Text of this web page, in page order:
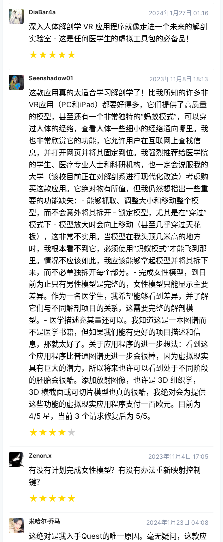
DiaBar4a 2024年1月27日 01:16
深入人体解剖学 VR 应用程序就像走进一个未来的解剖
实验室 - 这是任何医学生的虚拟工具包的必备品！
★★★★★
Seenshadow01 2023年11月8日 18:13
这款应用真的太适合学习解剖学了！比我所知的许多非
VR应用（PC和iPad）都要好得多，它们提供了高质量
的模型，甚至还有一个非常独特的“蚂蚁模式”，可以穿
过人体的经络，查看人体一些细小的经络通向哪里。我
也非常欣赏它的功能，它允许用户在互联网上查找信
息，并打开网页并将其固定到位。我强烈推荐给医学院
的学生、医疗专业人士和科研机构，也一定会说服我的
大学（该校目前正在对解剖系进行现代化改造）考虑购
买这款应用。它绝对物有所值，但我仍然想指出一些重
要的功能缺失：- 能够抓取、调整大小和移动整个模
型，而不会意外将其拆开 - 锁定模型，尤其是在“穿过”
模式下 - 模型放大时会向上移动（甚至几乎穿过天花
板），这非常不实用。当模型在我头顶几米高的地方
时，我根本看不到它，必须使用“蚂蚁模式”才能飞到那
里。情况不应该如此，我应该能够拿起模型并将其拆下
来，而不必单独拆开每个部分。- 完成女性模型，到目
前为止只有男性模型是完整的，女性模型只能显示主要
差异。作为一名医学生，我希望能够看到差异，并了解
它们与不同解剖项目的关系，这需要完整的解剖模
型。- 医学描述充其量还可以。我知道这是一本图谱而
不是医学书籍，但如果我们能有更好的项目描述和信
息，那就太好了。关于应用程序的进一步想法：看到这
个应用程序比普通图谱更进一步会很棒，因为虚拟现实
具有巨大的潜力，所以将来也许可以看到处于不同阶段
的胚胎会很酷。添加放射图像，也许是 3D 组织学，
3D 横截面或可切片模型也真的很酷，我绝对会为提供
这些功能的虚拟现实应用程序支付一百欧元。目前为
4/5 星，当前 3 个请求修复后为 5/5。
★★★★★
Zenon.x 2023年11月4日 17:05
有没有计划完成女性模型？有没有办法重新映射控制
键？
★★★★★
米哈尔·乔马 2024年1月23日 04:08
这绝对是我入手Quest的唯一原因。毫无疑问，这款应